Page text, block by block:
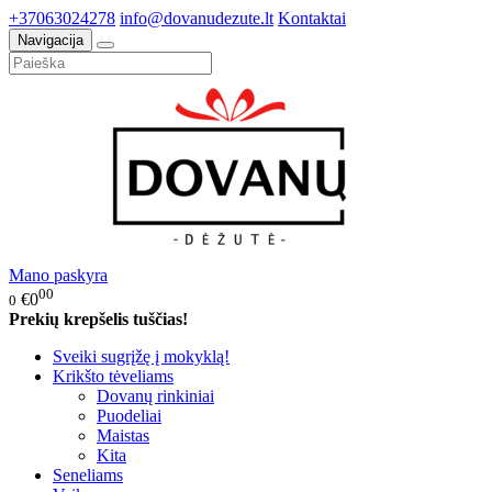
+37063024278 info@dovanudezute.lt Kontaktai
Navigacija
Mano paskyra
0 €000
Prekių krepšelis tuščias!
Sveiki sugrįžę į mokyklą!
Krikšto tėveliams
Dovanų rinkiniai
Puodeliai
Maistas
Kita
Seneliams